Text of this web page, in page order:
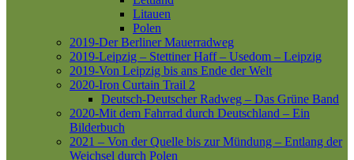
Litauen
Polen
2019-Der Berliner Mauerradweg
2019-Leipzig – Stettiner Haff – Usedom – Leipzig
2019-Von Leipzig bis ans Ende der Welt
2020-Iron Curtain Trail 2
Deutsch-Deutscher Radweg – Das Grüne Band
2020-Mit dem Fahrrad durch Deutschland – Ein
Bilderbuch
2021 – Von der Quelle bis zur Mündung – Entlang der
Weichsel durch Polen